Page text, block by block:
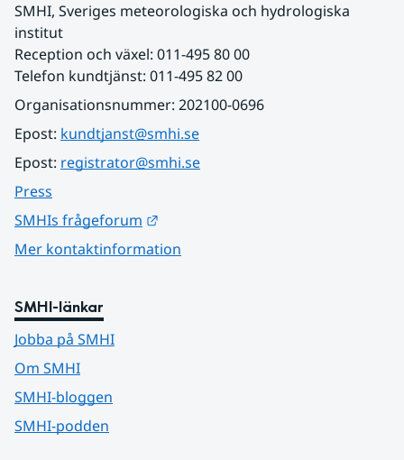
SMHI, Sveriges meteorologiska och hydrologiska
institut
Reception och växel: 011-495 80 00
Telefon kundtjänst: 011-495 82 00
Organisationsnummer: 202100-0696
Epost: kundtjanst@smhi.se
Epost: registrator@smhi.se
Press
SMHIs frågeforum
Mer kontaktinformation
SMHI-länkar
Jobba på SMHI
Om SMHI
SMHI-bloggen
SMHI-podden